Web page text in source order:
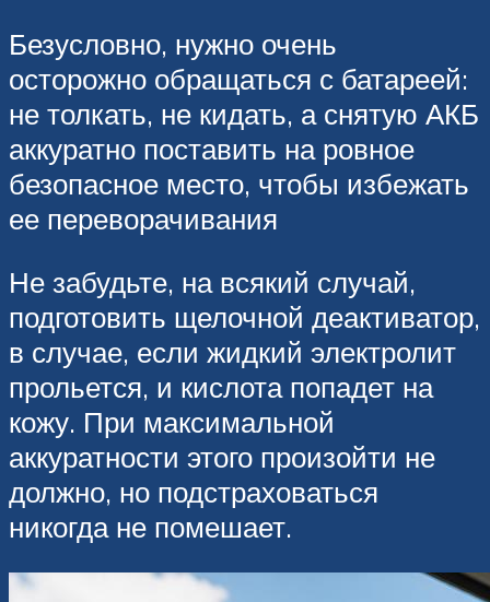
Безусловно, нужно очень
осторожно обращаться с батареей:
не толкать, не кидать, а снятую АКБ
аккуратно поставить на ровное
безопасное место, чтобы избежать
ее переворачивания
Не забудьте, на всякий случай,
подготовить щелочной деактиватор,
в случае, если жидкий электролит
прольется, и кислота попадет на
кожу. При максимальной
аккуратности этого произойти не
должно, но подстраховаться
никогда не помешает.